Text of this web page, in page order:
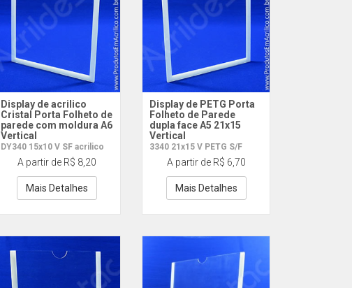
Display de acrilico
Cristal Porta Folheto de
parede com moldura A6
Vertical
DY340 15x10 V SF acrilico
A partir de R$ 8,20
Mais Detalhes
Display de PETG Porta
Folheto de Parede
dupla face A5 21x15
Vertical
3340 21x15 V PETG S/F
A partir de R$ 6,70
Mais Detalhes